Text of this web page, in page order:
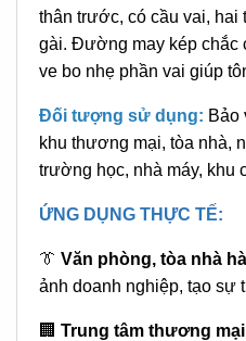
thân trước, có cầu vai, hai
gài. Đường may kép chắc
ve bo nhẹ phần vai giúp
Đối tượng sử dụng: Bảo
khu thương mại, tòa nhà,
trường học, nhà máy, khu
ỨNG DỤNG THỰC TẾ:
👔 Văn phòng, tòa nhà
ảnh doanh nghiệp, tạo sự
🏢 Trung tâm thương